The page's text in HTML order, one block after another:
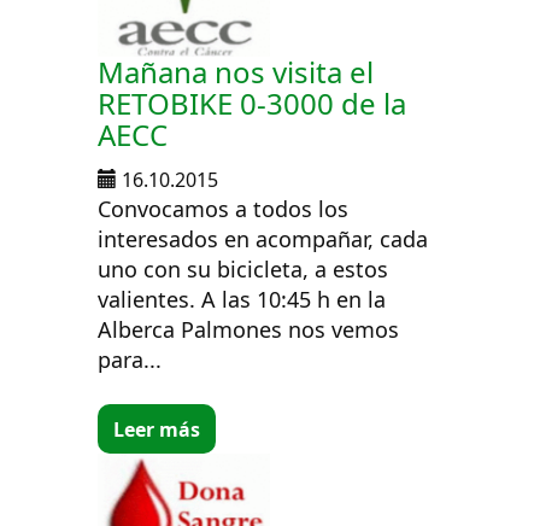
Mañana nos visita el
RETOBIKE 0-3000 de la
AECC
16.10.2015
Convocamos a todos los
interesados en acompañar, cada
uno con su bicicleta, a estos
valientes. A las 10:45 h en la
Alberca Palmones nos vemos
para...
Leer más